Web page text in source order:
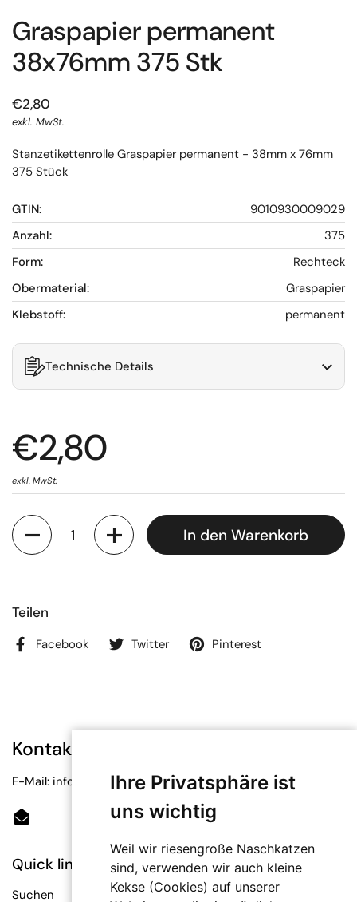
Ihre Privatsphäre ist
uns wichtig
Weil wir riesengroße Naschkatzen
sind, verwenden wir auch kleine
Kekse (Cookies) auf unserer
Graspapier permanent
38x76mm 375 Stk
€2,80
exkl. MwSt.
Stanzetikettenrolle Graspapier permanent - 38mm x 76mm
375 Stück
GTIN:
9010930009029
Anzahl:
375
Form:
Rechteck
Obermaterial:
Graspapier
Klebstoff:
permanent
Technische Details
€2,80
exkl. MwSt.
Anzahl
In den Warenkorb
Teilen
Facebook Twitter Pinterest
Kontakt
E-Mail: info@bioetiketten.at
Email
Quick links
Suchen